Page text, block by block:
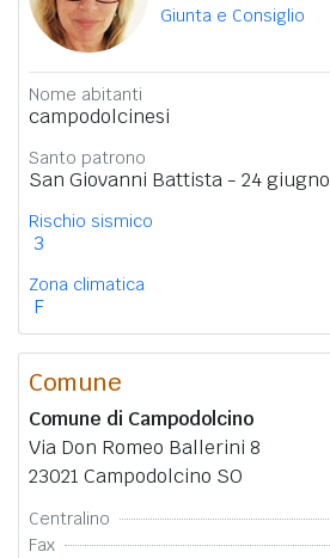
Giunta e Consiglio
Nome abitanti
campodolcinesi
Santo patrono
San Giovanni Battista - 24 giugno
Rischio sismico
3
Zona climatica
F
Comune
Comune di Campodolcino
Via Don Romeo Ballerini 8
23021 Campodolcino SO
Centralino
Fax